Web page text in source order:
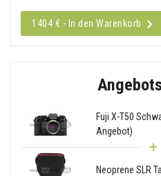
1404 € - In den Warenkorb
Fuji X-T50
Angebot)
Neoprene SLR